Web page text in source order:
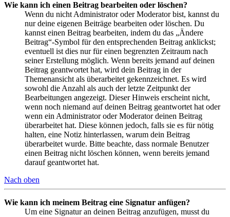
Wie kann ich einen Beitrag bearbeiten oder löschen?
Wenn du nicht Administrator oder Moderator bist, kannst du
nur deine eigenen Beiträge bearbeiten oder löschen. Du
kannst einen Beitrag bearbeiten, indem du das „Ändere
Beitrag“-Symbol für den entsprechenden Beitrag anklickst;
eventuell ist dies nur für einen begrenzten Zeitraum nach
seiner Erstellung möglich. Wenn bereits jemand auf deinen
Beitrag geantwortet hat, wird dein Beitrag in der
Themenansicht als überarbeitet gekennzeichnet. Es wird
sowohl die Anzahl als auch der letzte Zeitpunkt der
Bearbeitungen angezeigt. Dieser Hinweis erscheint nicht,
wenn noch niemand auf deinen Beitrag geantwortet hat oder
wenn ein Administrator oder Moderator deinen Beitrag
überarbeitet hat. Diese können jedoch, falls sie es für nötig
halten, eine Notiz hinterlassen, warum dein Beitrag
überarbeitet wurde. Bitte beachte, dass normale Benutzer
einen Beitrag nicht löschen können, wenn bereits jemand
darauf geantwortet hat.
Nach oben
Wie kann ich meinem Beitrag eine Signatur anfügen?
Um eine Signatur an deinen Beitrag anzufügen, musst du